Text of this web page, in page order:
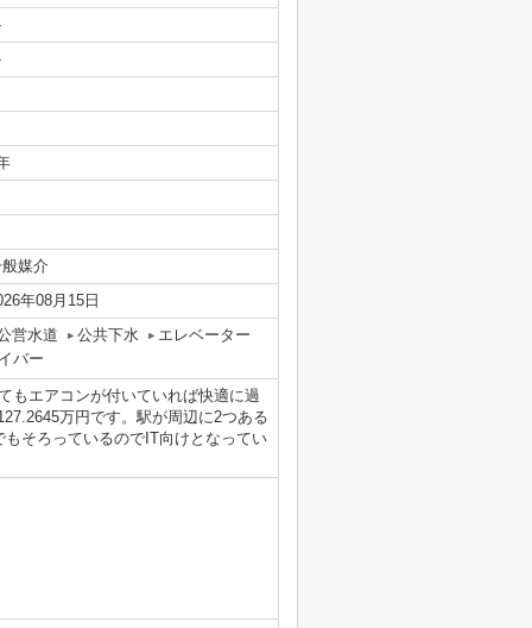
媒介
年08月15日
営水道
公共下水
エレベーター
バー
もエアコンが付いていれば快適に過
万円です。駅が周辺に2つある
そろっているのでIT向けとなってい